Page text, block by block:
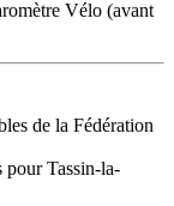
Vélo (avant
de la Fédération
pour Tassin-la-